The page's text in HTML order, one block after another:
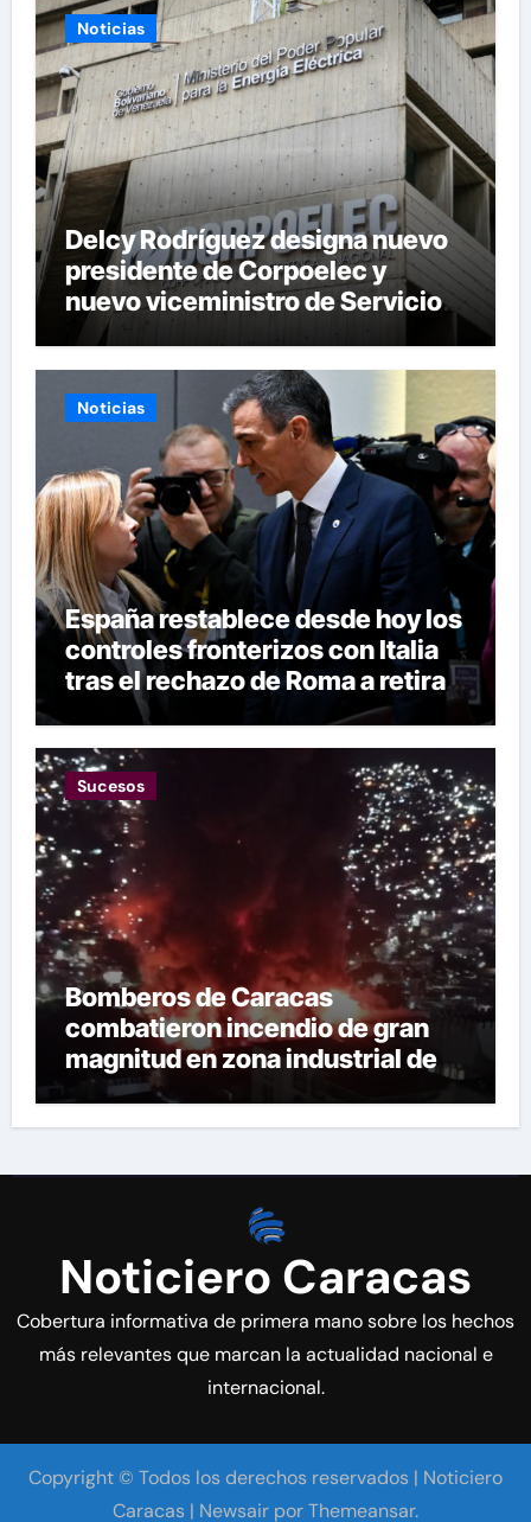
Noticias
Delcy Rodríguez designa nuevo
presidente de Corpoelec y
nuevo viceministro de Servicios
Eléctricos
Noticias
España restablece desde hoy los
controles fronterizos con Italia
tras el rechazo de Roma a retirar
las restricciones
Sucesos
Bomberos de Caracas
combatieron incendio de gran
magnitud en zona industrial de El
Llanito
Noticiero Caracas
Cobertura informativa de primera mano sobre los hechos
más relevantes que marcan la actualidad nacional e
internacional.
Copyright © Todos los derechos reservados | Noticiero
Caracas | Newsair porThemeansar.